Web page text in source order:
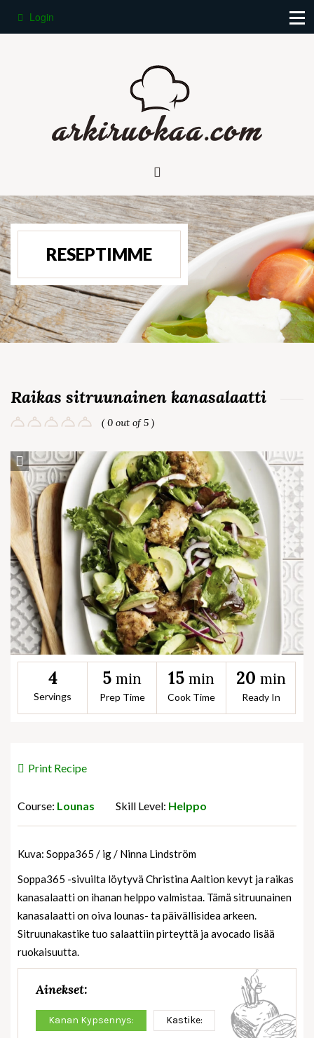
Login
RESEPTIMME
Raikas sitruunainen kanasalaatti
( 0 out of 5 )
Save Recipe
4
Servings
5 min
Prep Time
15 min
Cook Time
20 min
Ready In
Print Recipe
Course: Lounas Skill Level: Helppo
Kuva: Soppa365 / ig / Ninna Lindström
Soppa365 -sivuilta löytyvä Christina Aaltion kevyt ja raikas
kanasalaatti on ihanan helppo valmistaa. Tämä sitruunainen
kanasalaatti on oiva lounas- ta päivällisidea arkeen.
Sitruunakastike tuo salaattiin pirteyttä ja avocado lisää
ruokaisuutta.
Ainekset:
Kanan Kypsennys: Kastike: